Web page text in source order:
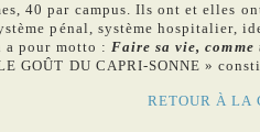
40 par campus. Ils ont et elles
pénal, système
a pour motto : Faire sa vie, comme
GOÛT DU CAPRI-SONNE »
RETOUR À LA